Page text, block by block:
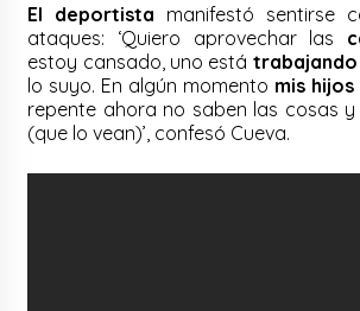
El deportista manifestó sentirse
ataques: ‘Quiero aprovechar las
estoy cansado, uno está trabajando
lo suyo. En algún momento mis hijos
repente ahora no saben las cosas y
(que lo vean)’, confesó Cueva.